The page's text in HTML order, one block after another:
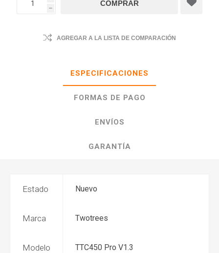
h
AGREGAR A LA LISTA DE COMPARACIÓN
ESPECIFICACIONES
FORMAS DE PAGO
ENVÍOS
GARANTÍA
Estado Nuevo
Marca Twotrees
Modelo TTC450 Pro V1.3